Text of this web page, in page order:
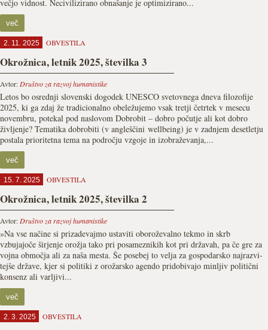
večjo vidnost. Necivilizirano obnašanje je optimizirano...
več
2. 11. 2025 OBVESTILA
Okrožnica, letnik 2025, številka 3
Avtor: Društvo za razvoj humanistike
Letos bo osrednji slovenski dogodek UNESCO svetovnega dneva filozofije
2025, ki ga zdaj že tradicionalno obeležujemo vsak tretji četrtek v mesecu
novembru, potekal pod naslovom Dobrobit – dobro počutje ali kot dobro
življenje? Tematika dobrobiti (v angleščini wellbeing) je v zadnjem desetletju
postala prioritetna tema na področju vzgoje in izobraževanja,...
več
15. 7. 2025 OBVESTILA
Okrožnica, letnik 2025, številka 2
Avtor: Društvo za razvoj humanistike
»Na vse načine si prizadevajmo ustaviti oboroževalno tekmo in skrb
vzbujajoče širjenje orožja tako pri posa­meznikih kot pri državah, pa če gre za
vojna območja ali za naša mesta. Še po­sebej to velja za gospodarsko najrazvi­
tejše države, kjer si politiki z orožarsko agendo pridobivajo minljiv politični
konsenz ali varljivi...
več
2. 3. 2025 OBVESTILA